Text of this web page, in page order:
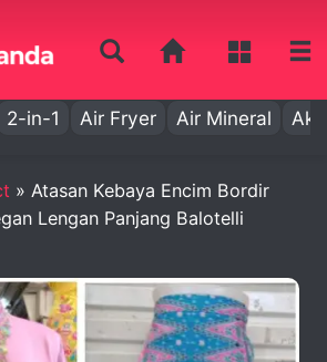
2-in-1 Air Fryer Air Mineral Aki
» Atasan Kebaya Encim Bordir
Lengan Panjang Balotelli